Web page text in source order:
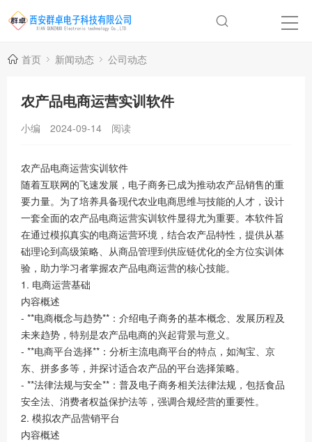
首页 新闻动态 公司动态
农产品电商运营实训软件
小编 2024-09-14 阅读
农产品电商运营实训软件
随着互联网的飞速发展，电子商务已成为推动农产品销售的重
要力量。为了培养具备现代农业电商思维与技能的人才，设计
一套全面的农产品电商运营实训软件显得尤为重要。本软件旨
在通过模拟真实的电商运营环境，结合农产品特性，提供从基
础理论到高级策略、从商品管理到供应链优化的全方位实训体
验，助力学习者掌握农产品电商运营的核心技能。
1. 电商运营基础
内容概述
- **电商概念与趋势**：介绍电子商务的基本概念、发展历程及
未来趋势，特别是农产品电商的兴起背景与意义。
- **电商平台选择**：分析主流电商平台的特点，如淘宝、京
东、拼多多等，并探讨适合农产品的平台选择策略。
- **法律法规与安全**：普及电子商务相关法律法规，包括食品
安全法、消费者权益保护法等，强调合规经营的重要性。
2. 模拟农产品营销平台
内容概述